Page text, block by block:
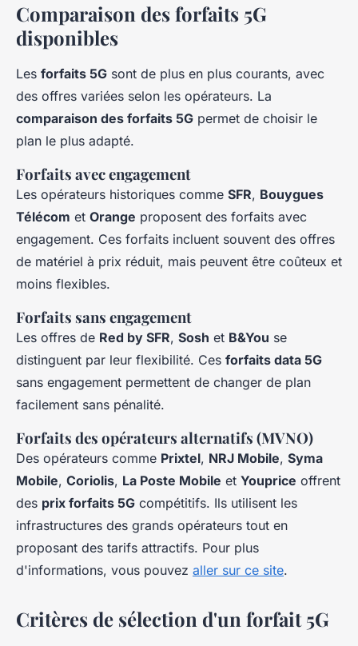
Comparaison des forfaits 5G
disponibles
Les forfaits 5G sont de plus en plus courants, avec
des offres variées selon les opérateurs. La
comparaison des forfaits 5G permet de choisir le
plan le plus adapté.
Forfaits avec engagement
Les opérateurs historiques comme SFR, Bouygues
Télécom et Orange proposent des forfaits avec
engagement. Ces forfaits incluent souvent des offres
de matériel à prix réduit, mais peuvent être coûteux et
moins flexibles.
Forfaits sans engagement
Les offres de Red by SFR, Sosh et B&You se
distinguent par leur flexibilité. Ces forfaits data 5G
sans engagement permettent de changer de plan
facilement sans pénalité.
Forfaits des opérateurs alternatifs (MVNO)
Des opérateurs comme Prixtel, NRJ Mobile, Syma
Mobile, Coriolis, La Poste Mobile et Youprice offrent
des prix forfaits 5G compétitifs. Ils utilisent les
infrastructures des grands opérateurs tout en
proposant des tarifs attractifs. Pour plus
d'informations, vous pouvez aller sur ce site.
Critères de sélection d'un forfait 5G